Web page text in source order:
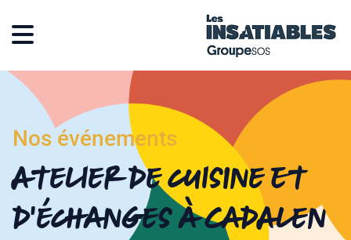
Nos événements
Atelier de cuisine et
d’échanges à Cadalen